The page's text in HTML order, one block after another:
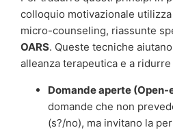
colloquio motivazionale
micro-counseling, riassunte
OARS. Queste tecniche
alleanza terapeutica e a
Domande aperte
domande che non
(s?/no), ma invitano la